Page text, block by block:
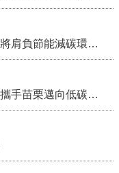
冠軍建材「近零展望建材館」啟用 將肩負節能減碳環境教育重任
冠軍建材「近零展望建材館」啟用 攜手苗栗邁向低碳建築新未來